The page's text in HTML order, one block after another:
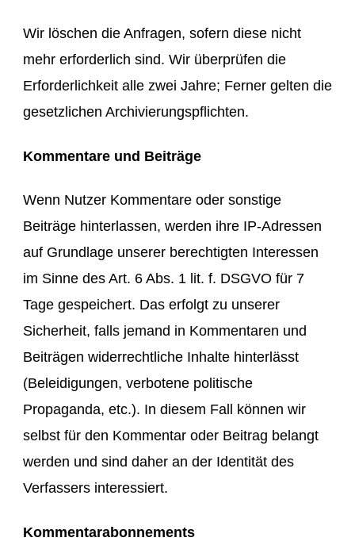
Wir löschen die Anfragen, sofern diese nicht
mehr erforderlich sind. Wir überprüfen die
Erforderlichkeit alle zwei Jahre; Ferner gelten die
gesetzlichen Archivierungspflichten.
Kommentare und Beiträge
Wenn Nutzer Kommentare oder sonstige
Beiträge hinterlassen, werden ihre IP-Adressen
auf Grundlage unserer berechtigten Interessen
im Sinne des Art. 6 Abs. 1 lit. f. DSGVO für 7
Tage gespeichert. Das erfolgt zu unserer
Sicherheit, falls jemand in Kommentaren und
Beiträgen widerrechtliche Inhalte hinterlässt
(Beleidigungen, verbotene politische
Propaganda, etc.). In diesem Fall können wir
selbst für den Kommentar oder Beitrag belangt
werden und sind daher an der Identität des
Verfassers interessiert.
Kommentarabonnements